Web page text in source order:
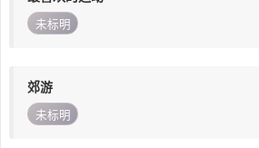
未标明
郊游
未标明